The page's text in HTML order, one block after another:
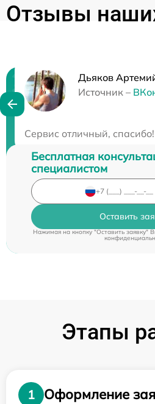
Отзывы
Дьяков
Источник –
Сервис отличный,
Нужна
Бесплатная
специалистом
Оставить
Нажимая на кнопку "Оставить заявку"
Этапы
1
Оформление